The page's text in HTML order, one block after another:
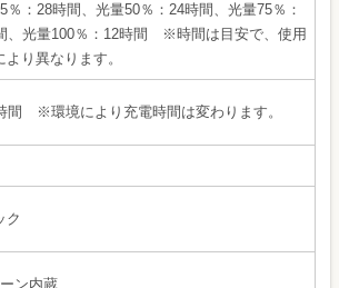
％：28時間、光量50％：24時間、光量75％：
、光量100％：12時間 ※時間は目安で、使用
より異なります。
間 ※環境により充電時間は変わります。
ク
ン内蔵